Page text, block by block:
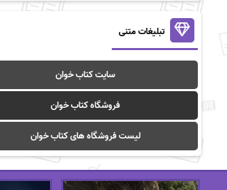
تبلیغات متنی
سایت کتاب خوان
فروشگاه کتاب خوان
لیست فروشگاه های کتاب خوان